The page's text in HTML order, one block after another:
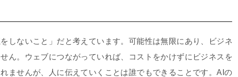
しないこと」だと考えています。可能性は無限にあり、ビジネ
ん。ウェブにつながっていれば、コストをかけずにビジネスを
ませんが、人に伝えていくことは誰でもできることです。AIの